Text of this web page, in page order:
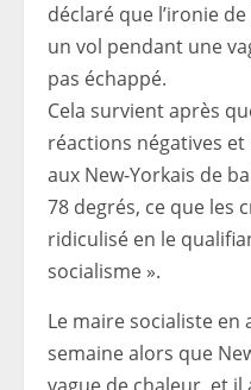
déclaré que l’ironie
un vol pendant une
pas échappé.
Cela survient après
réactions négatives
aux New-Yorkais de
78 degrés, ce que les
ridiculisé en le
socialisme ».
Le maire socialiste en
semaine alors que